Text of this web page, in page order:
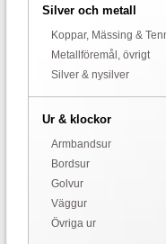
Silver och metall
Koppar, Mässing &
Metallföremål, övrigt
Silver & nysilver
Ur & klockor
Armbandsur
Bordsur
Golvur
Väggur
Övriga ur